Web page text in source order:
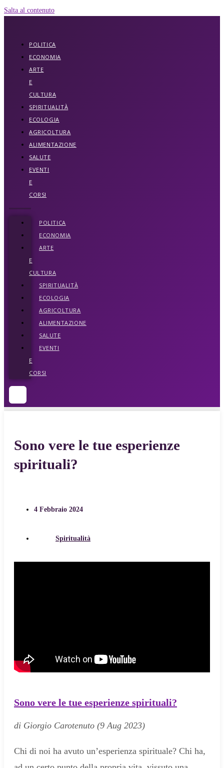
Salta al contenuto
POLITICA
ECONOMIA
ARTE
E
CULTURA
SPIRITUALITÀ
ECOLOGIA
AGRICOLTURA
ALIMENTAZIONE
SALUTE
EVENTI
E
CORSI
POLITICA
ECONOMIA
ARTE
E
CULTURA
SPIRITUALITÀ
ECOLOGIA
AGRICOLTURA
ALIMENTAZIONE
SALUTE
EVENTI
E
CORSI
Sono vere le tue esperienze
spirituali?
4 Febbraio 2024
Spiritualità
Sono vere le tue esperienze spirituali?
di Giorgio Carotenuto (9 Aug 2023)
Chi di noi ha avuto un’esperienza spirituale? Chi ha,